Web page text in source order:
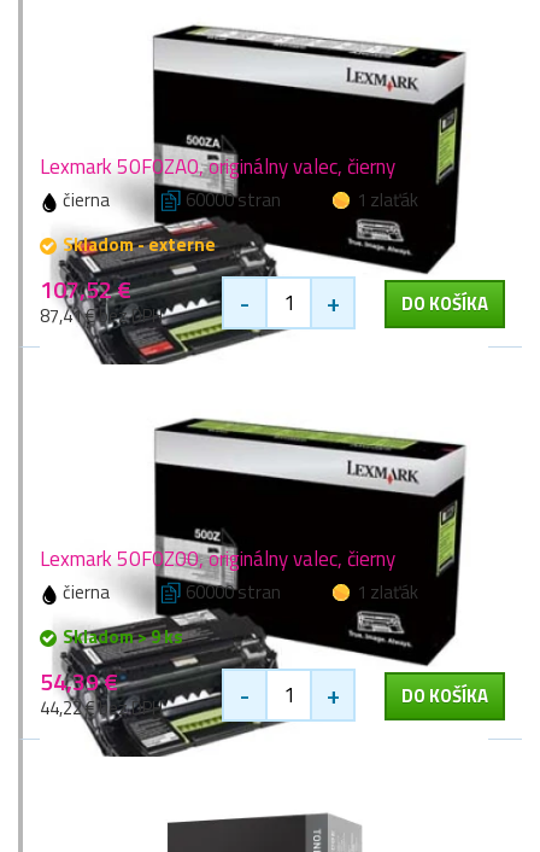
Lexmark 50F0ZA0, originálny valec, čierny
čierna 60000 stran
1 zlaťák
Skladom - externe
107,52 €
87,41 € bez DPH - + DO KOŠÍKA
Lexmark 50F0Z00, originálny valec, čierny
čierna 60000 stran
1 zlaťák
Skladom > 9 ks
54,39 €
44,22 € bez DPH - + DO KOŠÍKA